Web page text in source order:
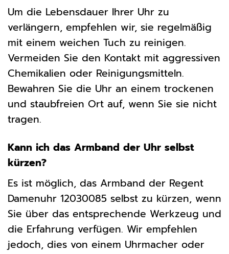
Um die Lebensdauer Ihrer Uhr zu
verlängern, empfehlen wir, sie regelmäßig
mit einem weichen Tuch zu reinigen.
Vermeiden Sie den Kontakt mit aggressiven
Chemikalien oder Reinigungsmitteln.
Bewahren Sie die Uhr an einem trockenen
und staubfreien Ort auf, wenn Sie sie nicht
tragen.
Kann ich das Armband der Uhr selbst
kürzen?
Es ist möglich, das Armband der Regent
Damenuhr 12030085 selbst zu kürzen, wenn
Sie über das entsprechende Werkzeug und
die Erfahrung verfügen. Wir empfehlen
jedoch, dies von einem Uhrmacher oder